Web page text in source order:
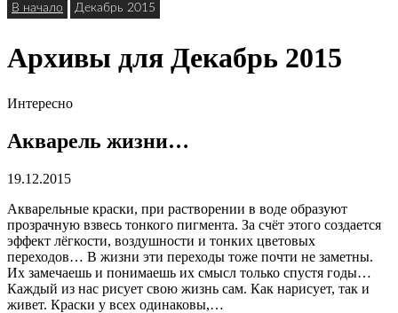
В начало Декабрь 2015
Архивы для Декабрь 2015
Интересно
Акварель жизни…
19.12.2015
Акварельные краски, при растворении в воде образуют
прозрачную взвесь тонкого пигмента. За счёт этого создается
эффект лёгкости, воздушности и тонких цветовых
переходов… В жизни эти переходы тоже почти не заметны.
Их замечаешь и понимаешь их смысл только спустя годы…
Каждый из нас рисует свою жизнь сам. Как нарисует, так и
живет. Краски у всех одинаковы,…